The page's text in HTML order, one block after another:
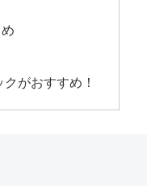
がおすすめ！